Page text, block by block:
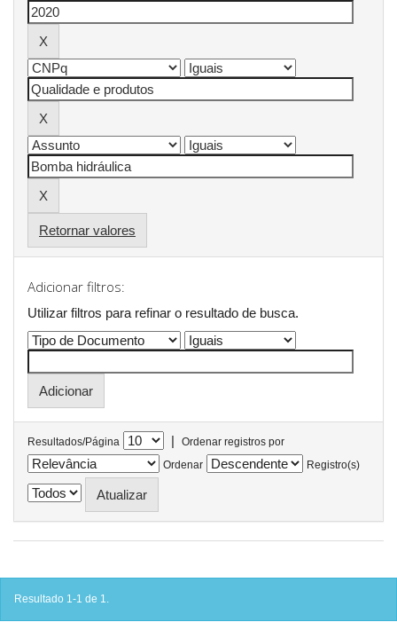
Retornar valores
Adicionar filtros:
Utilizar filtros para refinar o resultado de busca.
Resultados/Página |
Ordenar registros por
Ordenar
Registro(s)
Resultado 1-1 de 1.